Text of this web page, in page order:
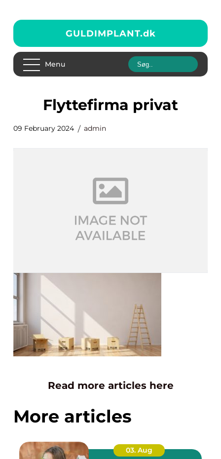
GULDIMPLANT.dk
Menu
flyttefirma privat
09 February 2024 admin
Read more articles here
More articles
03. Aug